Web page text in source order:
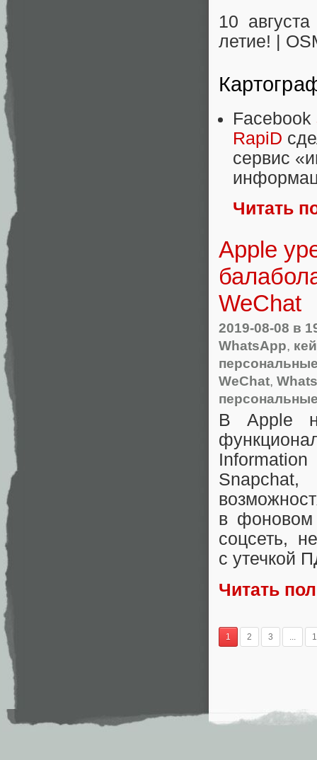
10
летие! |
Facebook
RapiD
сервис
Читать
Apple
WeChat
2019-08-08 в
WhatsApp,
WeChat,
В Apple
Snapchat,
в
соцсеть,
с утечкой
Читать
1 2 3